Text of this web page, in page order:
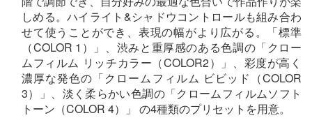
しめる。ハイライト&シャドウコントロールも組み合わ
せて使うことができ、表現の幅がより広がる。「標準
（COLOR 1）」、渋みと重厚感のある色調の「クロー
ムフィルム リッチカラー（COLOR2）」、彩度が高く
濃厚な発色の「クロームフィルム ビビッド（COLOR
3）」、淡く柔らかい色調の「クロームフィルムソフト
トーン（COLOR 4）」 の4種類のプリセットを用意。